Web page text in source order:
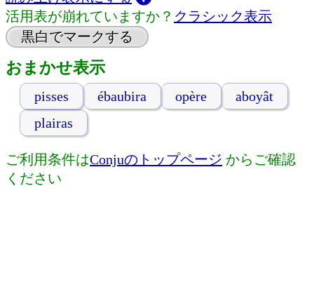
活用表が崩れていますか？ クラシック表示
黒白でマークする
おまかせ表示
pisses ébaubira opère
aboyât
plairas
ご利用条件はConjuのトップページ からご確認
ください